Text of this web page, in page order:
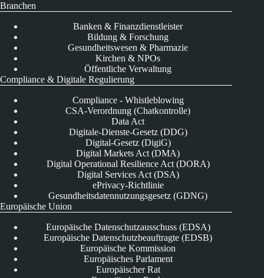
Branchen
Banken & Finanzdienstleister
Bildung & Forschung
Gesundheitswesen & Pharmazie
Kirchen & NPOs
Öffentliche Verwaltung
Compliance & Digitale Regulierung
Compliance - Whistleblowing
CSA-Verordnung (Chatkontrolle)
Data Act
Digitale-Dienste-Gesetz (DDG)
Digital-Gesetz (DigiG)
Digital Markets Act (DMA)
Digital Operational Resilience Act (DORA)
Digital Services Act (DSA)
ePrivacy-Richtlinie
Gesundheitsdatennutzungsgesetz (GDNG)
Europäische Union
Europäische Datenschutzausschuss (EDSA)
Europäische Datenschutzbeauftragte (EDSB)
Europäische Kommission
Europäisches Parlament
Europäischer Rat